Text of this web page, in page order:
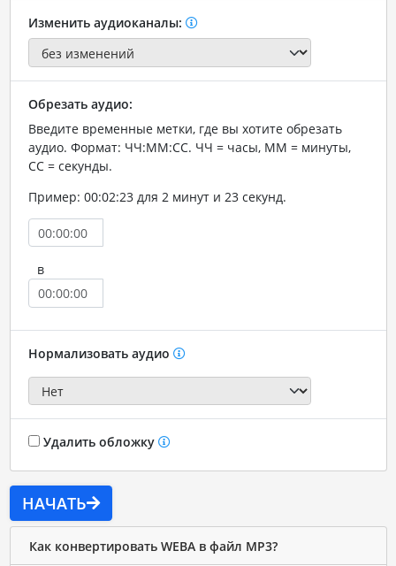
Изменить аудиоканалы:
Обрезать аудио:
Введите временные метки, где вы хотите обрезать
аудио. Формат: ЧЧ:ММ:СС. ЧЧ = часы, ММ = минуты,
СС = секунды.
Пример: 00:02:23 для 2 минут и 23 секунд.
в
Нормализовать аудио
Удалить обложку
НАЧАТЬ
Как конвертировать WEBA в файл MP3?